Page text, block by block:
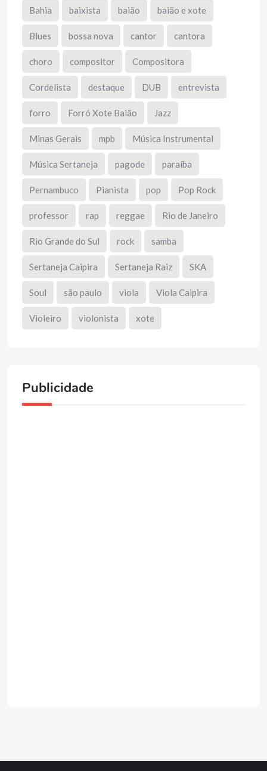
Bahia baixista baião baião e xote
Blues bossa nova cantor cantora
choro compositor Compositora
Cordelista destaque DUB entrevista
forro Forró Xote Baião Jazz
Minas Gerais mpb Música Instrumental
Música Sertaneja pagode paraíba
Pernambuco Pianista pop Pop Rock
professor rap reggae Rio de Janeiro
Rio Grande do Sul rock samba
Sertaneja Caipira Sertaneja Raiz SKA
Soul são paulo viola Viola Caipira
Violeiro violonista xote
Publicidade